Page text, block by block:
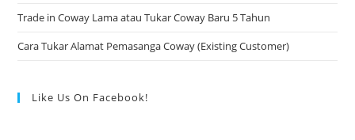
Trade in Coway Lama atau Tukar Coway Baru 5 Tahun
Cara Tukar Alamat Pemasanga Coway (Existing Customer)
Like Us On Facebook!